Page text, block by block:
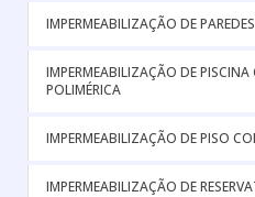
IMPERMEABILIZAÇÃO DE
IMPERMEABILIZAÇÃO DE
POLIMÉRICA
IMPERMEABILIZAÇÃO DE PISO
IMPERMEABILIZAÇÃO DE